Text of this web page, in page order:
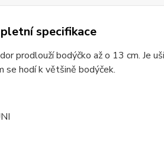
specifikace
prodlouží bodýčko až o 13 cm. Je
se hodí k většině bodýček.